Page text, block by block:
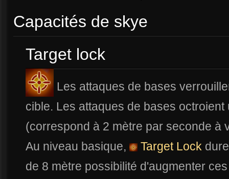
Capacités de skye
Target lock
Les attaques de bases
cible. Les attaques de bases octroient
(correspond à 2 mètre par seconde à
Au niveau basique,
Target Lock
de 8 mètre possibilité d'augmenter